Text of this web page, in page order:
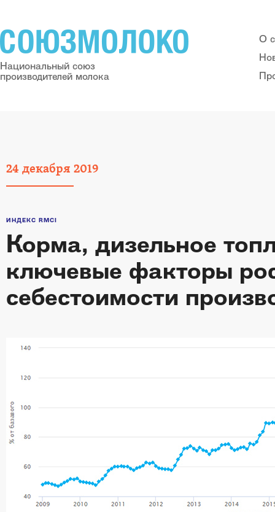
Национальный союз
производителей молока
О
24 декабря 2019
ИНДЕКС RMCI
Корма, дизельное
ключевые факторы
себестоимости